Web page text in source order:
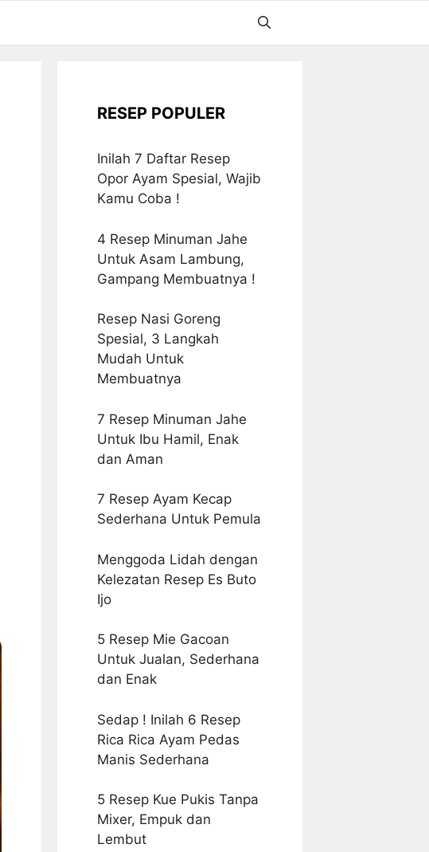
RESEP POPULER
Inilah 7 Daftar Resep
Opor Ayam Spesial, Wajib
Kamu Coba !
4 Resep Minuman Jahe
Untuk Asam Lambung,
Gampang Membuatnya !
Resep Nasi Goreng
Spesial, 3 Langkah
Mudah Untuk
Membuatnya
7 Resep Minuman Jahe
Untuk Ibu Hamil, Enak
dan Aman
7 Resep Ayam Kecap
Sederhana Untuk Pemula
Menggoda Lidah dengan
Kelezatan Resep Es Buto
Ijo
5 Resep Mie Gacoan
Untuk Jualan, Sederhana
dan Enak
Sedap ! Inilah 6 Resep
Rica Rica Ayam Pedas
Manis Sederhana
5 Resep Kue Pukis Tanpa
Mixer, Empuk dan
Lembut